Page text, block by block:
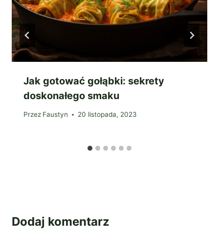
Jak gotować gołąbki: sekrety
doskonałego smaku
Przez Faustyn 20 listopada, 2023
Dodaj komentarz